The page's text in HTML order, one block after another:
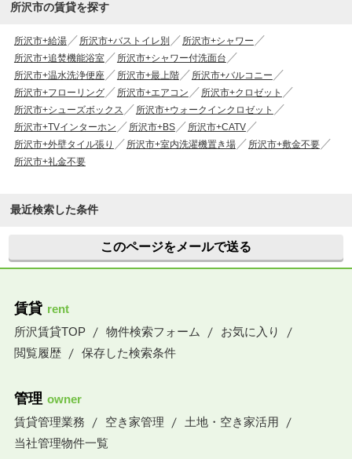
所沢市の賃貸を探す
所沢市+給湯 所沢市+バストイレ別
所沢市+シャワー
所沢市+追焚機能浴室
所沢市+シャワー付洗面台
所沢市+温水洗浄便座
所沢市+最上階
所沢市+バルコニー
所沢市+フローリング
所沢市+エアコン
所沢市+クロゼット
所沢市+シューズボックス
所沢市+ウォークインクロゼット
所沢市+TVインターホン
所沢市+BS
所沢市+CATV
所沢市+外壁タイル張り
所沢市+室内洗濯機置き場
所沢市+敷金不要
所沢市+礼金不要
最近検索した条件
このページをメールで送る
賃貸 rent
所沢賃貸TOP
物件検索フォーム
お気に入り
閲覧履歴
保存した検索条件
管理 owner
賃貸管理業務
空き家管理
土地・空き家活用
当社管理物件一覧